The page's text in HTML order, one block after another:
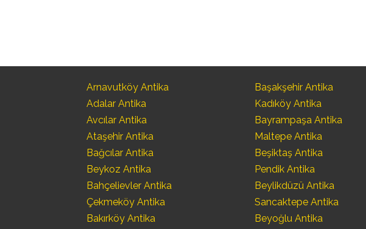
Arnavutköy Antika
Adalar Antika
Avcılar Antika
Ataşehir Antika
Bağcılar Antika
Beykoz Antika
Bahçelievler Antika
Çekmeköy Antika
Bakırköy Antika
Başakşehir Antika
Kadıköy Antika
Bayrampaşa Antika
Maltepe Antika
Beşiktaş Antika
Pendik Antika
Beylikdüzü Antika
Sancaktepe Antika
Beyoğlu Antika